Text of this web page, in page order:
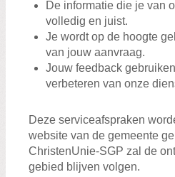
De informatie die je van
volledig en juist.
Je wordt op de hoogte
van jouw aanvraag.
Jouw feedback
verbeteren van onze
Deze serviceafspraken
website van de gemeente
ChristenUnie-SGP zal de
gebied blijven volgen.